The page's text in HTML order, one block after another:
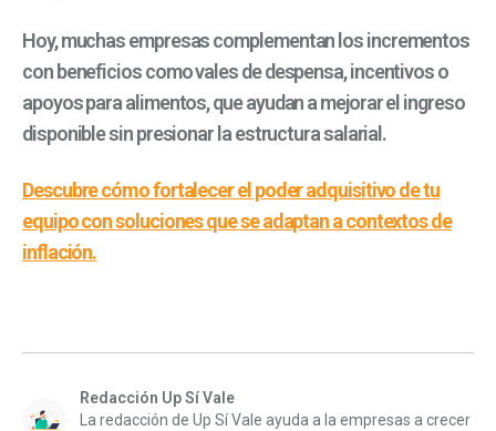
Hoy, muchas empresas complementan los incrementos
con beneficios como vales de despensa, incentivos o
apoyos para alimentos, que ayudan a mejorar el ingreso
disponible sin presionar la estructura salarial.
Descubre cómo fortalecer el poder adquisitivo de tu
equipo con soluciones que se adaptan a contextos de
inflación.
Redacción Up Sí Vale
La redacción de Up Sí Vale ayuda a la empresas a crecer